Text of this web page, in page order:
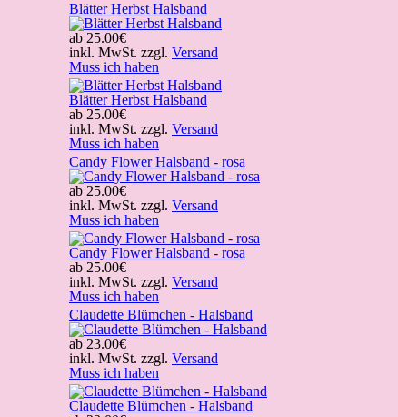
Blätter Herbst Halsband
ab 25.00€
inkl. MwSt. zzgl. Versand
Muss ich haben
Blätter Herbst Halsband
ab 25.00€
inkl. MwSt. zzgl. Versand
Muss ich haben
Candy Flower Halsband - rosa
ab 25.00€
inkl. MwSt. zzgl. Versand
Muss ich haben
Candy Flower Halsband - rosa
ab 25.00€
inkl. MwSt. zzgl. Versand
Muss ich haben
Claudette Blümchen - Halsband
ab 23.00€
inkl. MwSt. zzgl. Versand
Muss ich haben
Claudette Blümchen - Halsband